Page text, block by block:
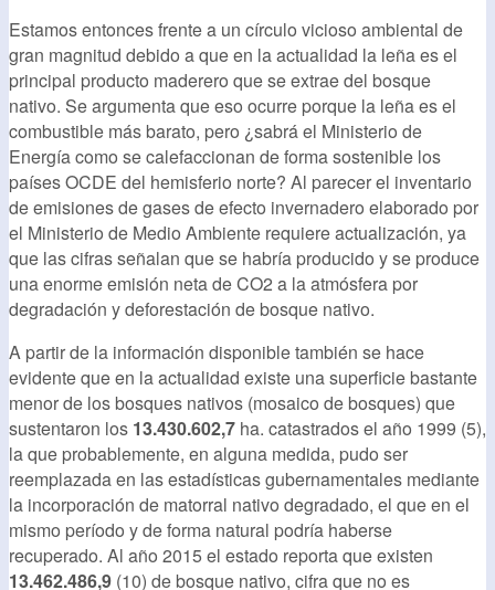
Estamos entonces frente a un círculo vicioso ambiental de
gran magnitud debido a que en la actualidad la leña es el
principal producto maderero que se extrae del bosque
nativo. Se argumenta que eso ocurre porque la leña es el
combustible más barato, pero ¿sabrá el Ministerio de
Energía como se calefaccionan de forma sostenible los
países OCDE del hemisferio norte? Al parecer el inventario
de emisiones de gases de efecto invernadero elaborado por
el Ministerio de Medio Ambiente requiere actualización, ya
que las cifras señalan que se habría producido y se produce
una enorme emisión neta de CO2 a la atmósfera por
degradación y deforestación de bosque nativo.
A partir de la información disponible también se hace
evidente que en la actualidad existe una superficie bastante
menor de los bosques nativos (mosaico de bosques) que
sustentaron los 13.430.602,7 ha. catastrados el año 1999 (5),
la que probablemente, en alguna medida, pudo ser
reemplazada en las estadísticas gubernamentales mediante
la incorporación de matorral nativo degradado, el que en el
mismo período y de forma natural podría haberse
recuperado. Al año 2015 el estado reporta que existen
13.462.486,9 (10) de bosque nativo, cifra que no es